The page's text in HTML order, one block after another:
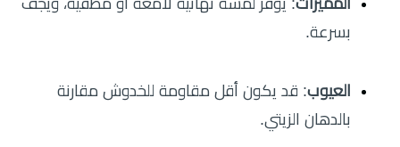
بسرعة.
العيوب: قد يكون أقل مقاومة للخدوش مقارنة
بالدهان الزيتي.